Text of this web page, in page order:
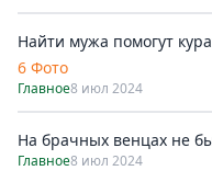
Найти мужа помогут
6 Фото
Главное8 июл 2024
На брачных венцах не
Главное8 июл 2024